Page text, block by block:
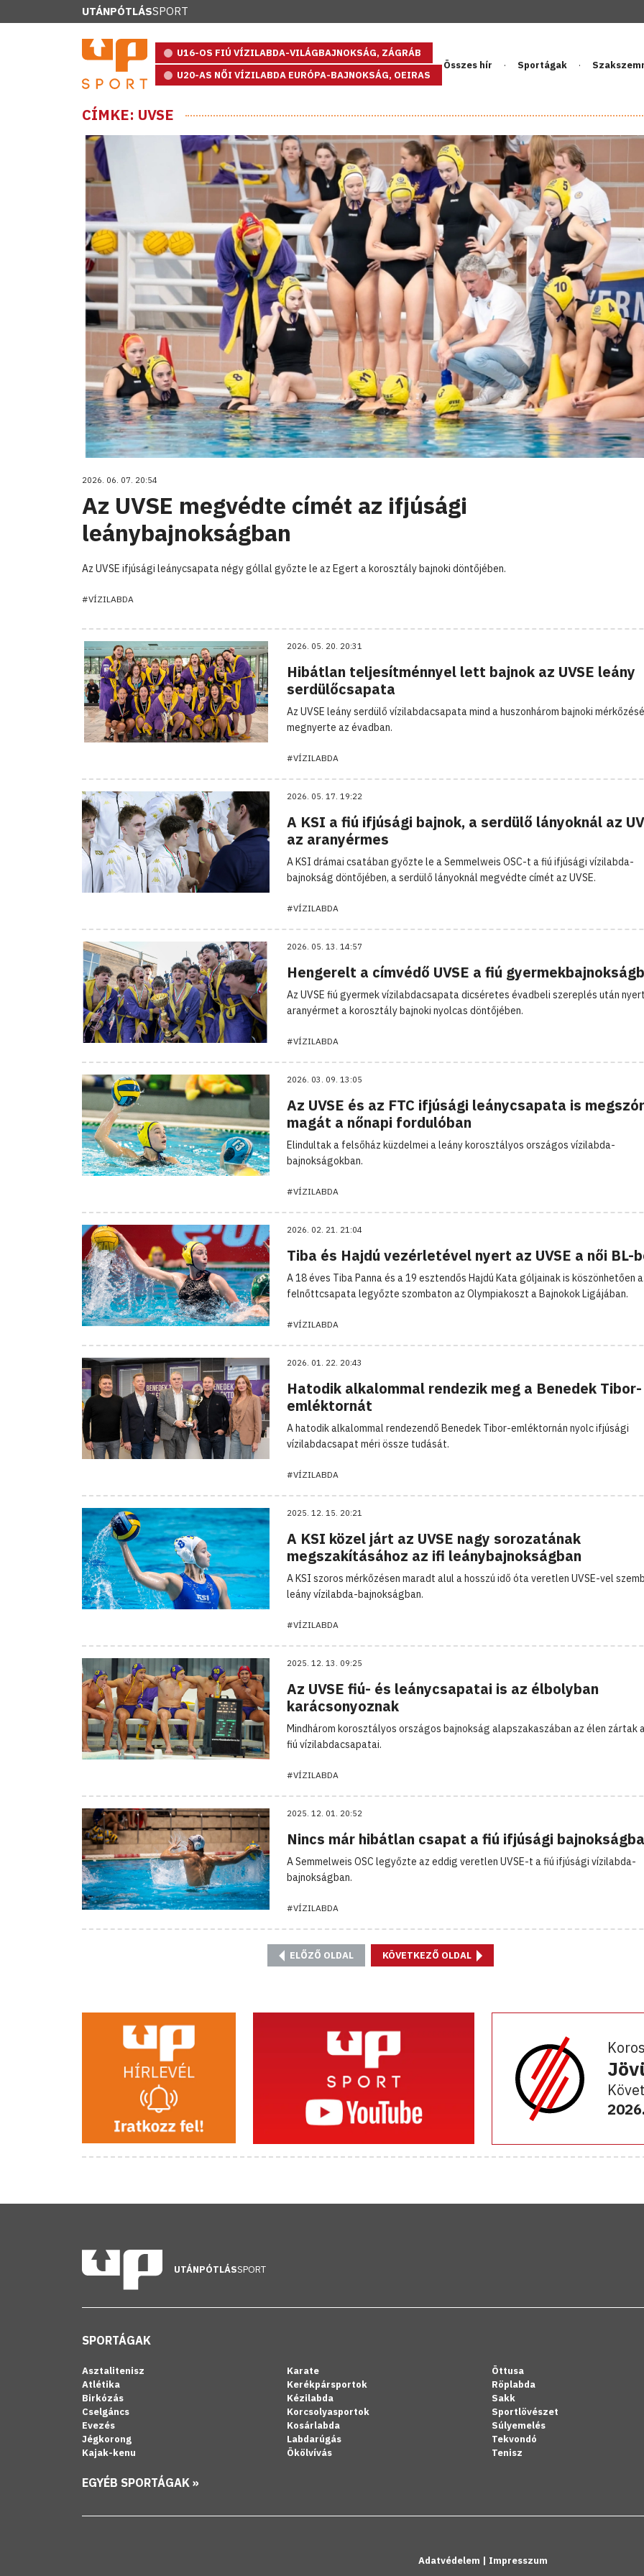
UTÁNPÓTLÁSSPORT
U16-OS FIÚ VÍZILABDA-VILÁGBAJNOKSÁG, ZÁGRÁB
U20-AS NŐI VÍZILABDA EURÓPA-BAJNOKSÁG, OEIRAS
Összes hír Sportágak
CÍMKE: UVSE
2026. 06. 07. 20:54
Az UVSE megvédte címét az ifjúsági
leánybajnokságban
Az UVSE ifjúsági leánycsapata négy góllal győzte le az Egert a korosztály bajnoki döntőjében.
#VÍZILABDA
2026. 05. 20. 20:31
Hibátlan teljesítménnyel lett bajnok az UVSE leány
serdülőcsapata
Az UVSE leány serdülő vízilabdacsapata mind a huszonhárom bajnoki
megnyerte az évadban.
#VÍZILABDA
2026. 05. 17. 19:22
A KSI a fiú ifjúsági bajnok, a serdülő lányoknál az
az aranyérmes
A KSI drámai csatában győzte le a Semmelweis OSC-t a fiú ifjúsági vízilabda-
bajnokság döntőjében, a serdülő lányoknál megvédte címét az UVSE.
#VÍZILABDA
2026. 05. 13. 14:57
Hengerelt a címvédő UVSE a fiú
Az UVSE fiú gyermek vízilabdacsapata dicséretes évadbeli szereplés után nyert
aranyérmet a korosztály bajnoki nyolcas döntőjében.
#VÍZILABDA
2026. 03. 09. 13:05
Az UVSE és az FTC ifjúsági leánycsapata is
magát a nőnapi fordulóban
Elindultak a felsőház küzdelmei a leány korosztályos országos vízilabda-
bajnokságokban.
#VÍZILABDA
2026. 02. 21. 21:04
Tiba és Hajdú vezérletével nyert az UVSE a női BL-
A 18 éves Tiba Panna és a 19 esztendős Hajdú Kata góljainak is köszönhetően
felnőttcsapata legyőzte szombaton az Olympiakoszt a Bajnokok Ligájában.
#VÍZILABDA
2026. 01. 22. 20:43
Hatodik alkalommal rendezik meg a Benedek Tibor-
emléktornát
A hatodik alkalommal rendezendő Benedek Tibor-emléktornán nyolc ifjúsági
vízilabdacsapat méri össze tudását.
#VÍZILABDA
2025. 12. 15. 20:21
A KSI közel járt az UVSE nagy sorozatának
megszakításához az ifi leánybajnokságban
A KSI szoros mérkőzésen maradt alul a hosszú idő óta veretlen UVSE-vel
leány vízilabda-bajnokságban.
#VÍZILABDA
2025. 12. 13. 09:25
Az UVSE fiú- és leánycsapatai is az élbolyban
karácsonyoznak
Mindhárom korosztályos országos bajnokság alapszakaszában az élen zártak
fiú vízilabdacsapatai.
#VÍZILABDA
2025. 12. 01. 20:52
Nincs már hibátlan csapat a fiú ifjúsági
A Semmelweis OSC legyőzte az eddig veretlen UVSE-t a fiú ifjúsági vízilabda-
bajnokságban.
#VÍZILABDA
ELŐZŐ OLDAL KÖVETKEZŐ OLDAL
UTÁNPÓTLÁSSPORT
SPORTÁGAK
Asztalitenisz
Atlétika
Birkózás
Cselgáncs
Evezés
Jégkorong
Kajak-kenu
Karate
Kerékpársportok
Kézilabda
Korcsolyasportok
Kosárlabda
Labdarúgás
Ökölvívás
Öttusa
Röplabda
Sakk
Sportlövészet
Súlyemelés
Tekvondó
Tenisz
EGYÉB SPORTÁGAK »
Adatvédelem | Impresszum